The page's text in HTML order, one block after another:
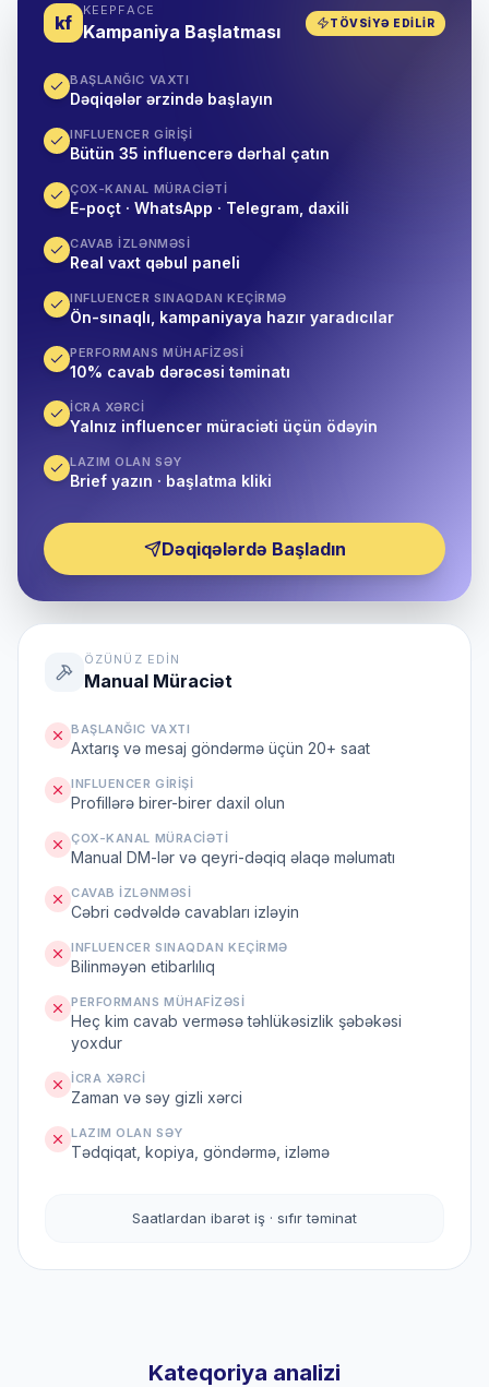
kf
KEEPFACE
Kampaniya Başlatması TÖVSIYƏ EDILIR
BAŞLANĞIC VAXTI
Dəqiqələr ərzində başlayın
INFLUENCER GIRIŞI
Bütün 35 influencerə dərhal çatın
ÇOX-KANAL MÜRACIƏTI
E-poçt · WhatsApp · Telegram, daxili
CAVAB IZLƏNMƏSI
Real vaxt qəbul paneli
INFLUENCER SINAQDAN KEÇIRMƏ
Ön-sınaqlı, kampaniyaya hazır yaradıcılar
PERFORMANS MÜHAFIZƏSI
10% cavab dərəcəsi təminatı
İCRA XƏRCI
Yalnız influencer müraciəti üçün ödəyin
LAZIM OLAN SƏY
Brief yazın · başlatma kliki
Dəqiqələrdə Başladın
ÖZÜNÜZ EDIN
Manual Müraciət
BAŞLANĞIC VAXTI
Axtarış və mesaj göndərmə üçün 20+ saat
INFLUENCER GIRIŞI
Profillərə birer-birer daxil olun
ÇOX-KANAL MÜRACIƏTI
Manual DM-lər və qeyri-dəqiq əlaqə məlumatı
CAVAB IZLƏNMƏSI
Cəbri cədvəldə cavabları izləyin
INFLUENCER SINAQDAN KEÇIRMƏ
Bilinməyən etibarlılıq
PERFORMANS MÜHAFIZƏSI
Heç kim cavab verməsə təhlükəsizlik şəbəkəsi
yoxdur
İCRA XƏRCI
Zaman və səy gizli xərci
LAZIM OLAN SƏY
Tədqiqat, kopiya, göndərmə, izləmə
Saatlardan ibarət iş · sıfır təminat
Kateqoriya analizi